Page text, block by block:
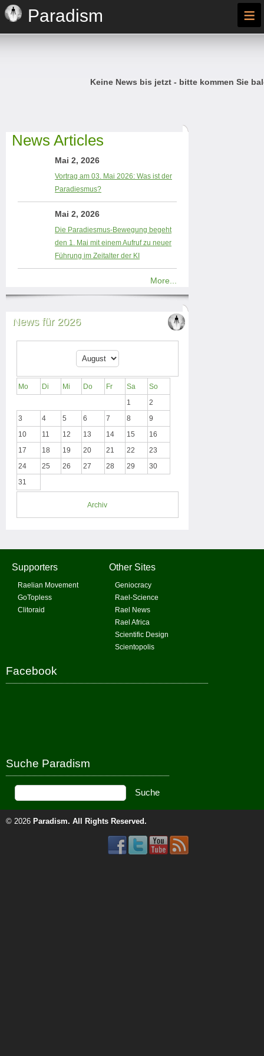
Paradism ≡
Keine News bis jetzt - bitte kommen Sie
News Articles
Mai 2, 2026
Vortrag am 03. Mai 2026: Was ist der
Paradiesmus?
Mai 2, 2026
Die Paradiesmus-Bewegung begeht
den 1. Mai mit einem Aufruf zu neuer
Führung im Zeitalter der KI
More...
News für 2026
Mo Di Mi Do Fr Sa
So
1
2
3
4 5 6 7 8
9
10
11 12 13 14 15
16
17
18 19 20 21 22
23
24
25 26 27 28 29
30
31
Archiv
Supporters
Raelian Movement
GoTopless
Clitoraid
Other Sites
Geniocracy
Rael-Science
Rael News
Rael Africa
Scientific Design
Scientopolis
Facebook
Suche Paradism
© 2026 Paradism. All Rights Reserved.